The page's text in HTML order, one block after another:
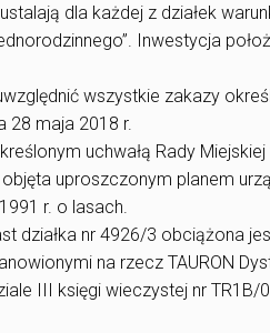
dla każdej z działek
Inwestycja
wszystkie zakazy
28 maja 2018 r.
uchwałą Rady Miejskiej
uproszczonym planem
r. o lasach.
działka nr 4926/3 obciążona
na rzecz TAURON
III księgi wieczystej nr TR1B/